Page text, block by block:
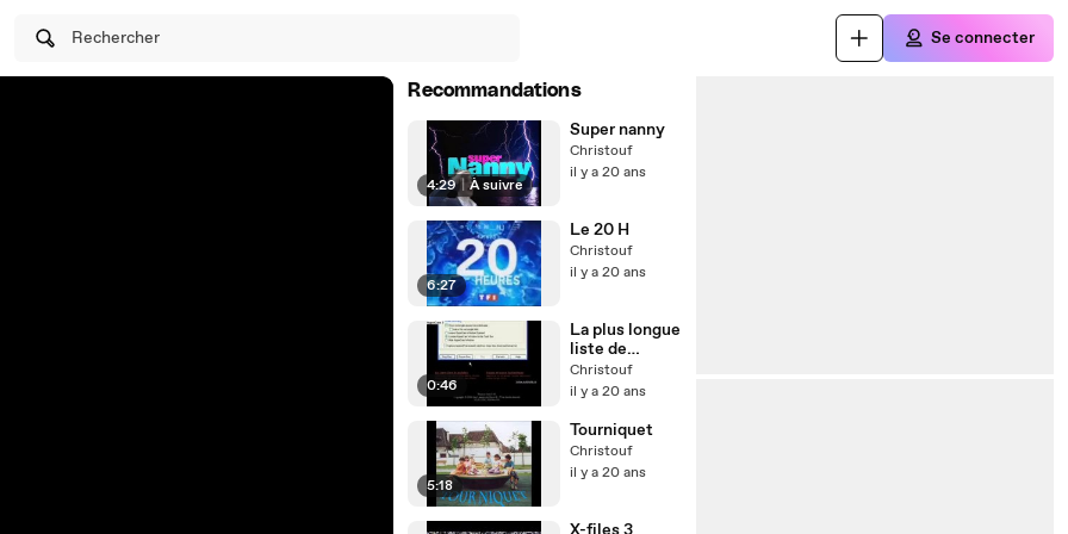
Rechercher Se connecter
Recommandations
4:29 À suivre
Super nanny
Christouf
il y a 20 ans
6:27
Le 20 H
Christouf
il y a 20 ans
0:46
La plus longue
liste de
batiment
Christouf
il y a 20 ans
5:18
Tourniquet
Christouf
il y a 20 ans